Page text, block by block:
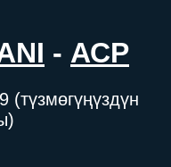
- АСР
(түзмөгүңүздүн